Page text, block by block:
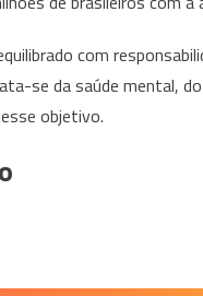
com
se da saúde mental,
objetivo.